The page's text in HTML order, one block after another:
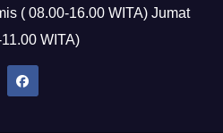
( 08.00-16.00 WITA) Jumat
WITA)